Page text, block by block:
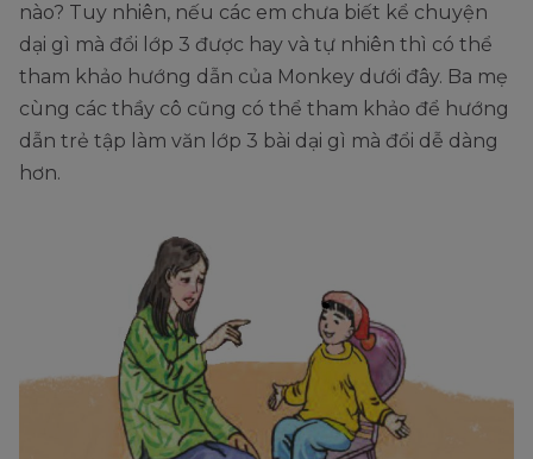
nào? Tuy nhiên, nếu các em chưa biết kể chuyện
dại gì mà đổi lớp 3 được hay và tự nhiên thì có thể
tham khảo hướng dẫn của Monkey dưới đây. Ba mẹ
cùng các thầy cô cũng có thể tham khảo để hướng
dẫn trẻ tập làm văn lớp 3 bài dại gì mà đổi dễ dàng
hơn.